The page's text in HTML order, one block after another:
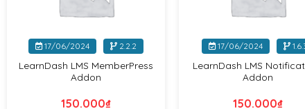
17/06/2024 2.2.2
LearnDash LMS MemberPress
Addon
150.000₫
17/06/2024
LearnDash LMS
Addon
150.000₫